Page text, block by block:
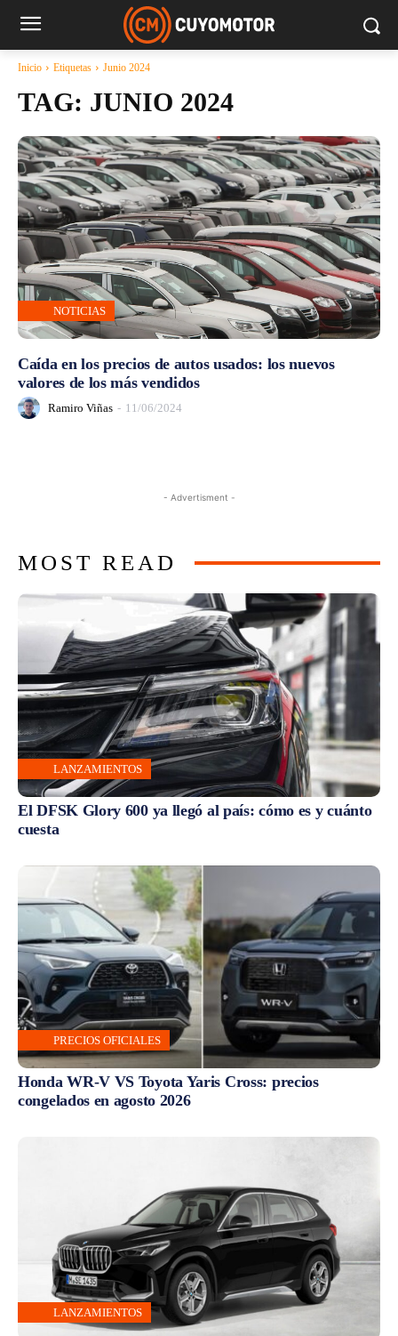
Inicio Etiquetas Junio 2024
TAG: JUNIO 2024
NOTICIAS
Caída en los precios de autos usados: los nuevos
valores de los más vendidos
Ramiro Viñas - 11/06/2024
- Advertisment -
MOST READ
LANZAMIENTOS
El DFSK Glory 600 ya llegó al país: cómo es y cuánto
cuesta
PRECIOS OFICIALES
Honda WR-V VS Toyota Yaris Cross: precios
congelados en agosto 2026
LANZAMIENTOS